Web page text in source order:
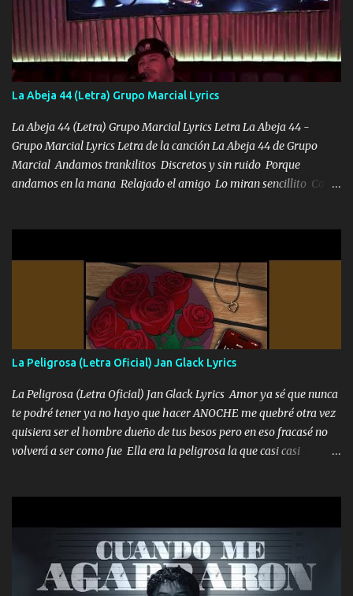
que estar alegres doy las instrucciones para atender los deberes
Música Si es que salta algún problema de confianza tengo gente
ahí está el Hombre Cuarenta y también Pariente 7 arreglan
cualquier problema no más es cuestión que ordené NOS HACE
FALTA UN HERMANO DE CLAVE ERA EL 24 SIEMPRE FUE UN
HOMBRE VALIENTE POR ALGO M'URIÓ PELEAND0 SIEMPRE
VIO POR LA FAMILIA PARA QUE SIGA EL LEGADO Es el DOS de
los HERMANOS un cerebro inteligente y com...
La Abeja 44 (Letra) Grupo Marcial Lyrics
La Abeja 44 (Letra) Grupo Marcial Lyrics Letra La Abeja 44 -
Grupo Marcial Lyrics Letra de la canción La Abeja 44 de Grupo
Marcial Andamos trankilitos Discretos y sin ruido Porque
andamos en la mana Relajado el amigo Lo miran sencillito Con
coronamos Se jala los marciales Y sus guitarras ya van sonando
Un gallardo me prendo Para agarrar el vuelo y la mente y
tranquilizando Tomense un buen trago Y así es como empezamos
los versos que voy cantando (Music) A vido alta y bajas La carreta
se atora Pero nunca le aflojamos Ya me han pasado cosas Y
aunque ustedes no sepan Pero la vida es muy corta Hay que
echarle chingazos Y seguir trabajando porque nada es...
La Peligrosa (Letra Oficial) Jan Glack Lyrics
La Peligrosa (Letra Oficial) Jan Glack Lyrics Amor ya sé que nunca
te podré tener ya no hayo que hacer ANOCHE me quebré otra vez
quisiera ser el hombre dueño de tus besos pero en eso fracasé no
volverá a ser como fue Ella era la peligrosa la que casi casi
Música Amar me duele estoy rodeado de mujeres pero solo
quieren billetes y yo que solo ocupo verte Recuerdo echábamos
pasión en la troca tus labios besándome yo quitándote la ropa no
quiero que sea nunca con otra yo quiero llevarte a la Luna y si